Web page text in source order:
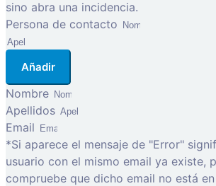
sino abra una incidencia.
Persona de contacto
Añadir
Nombre
Apellidos
Email
*Si aparece el mensaje de "Error"
usuario con el mismo email ya existe,
compruebe que dicho email no está